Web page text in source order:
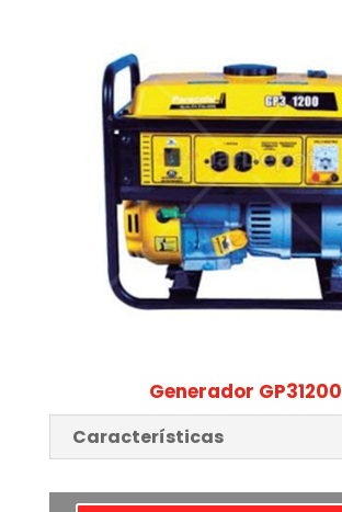
Generador GP31200
Características